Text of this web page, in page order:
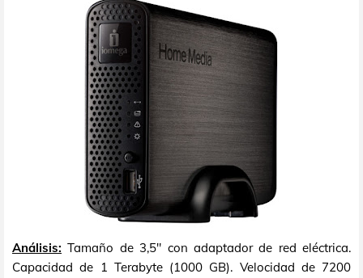
Análisis: Tamaño de 3,5" con adaptador de red eléctrica.
Capacidad de 1 Terabyte (1000 GB). Velocidad de 7200